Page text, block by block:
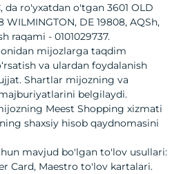
, da ro'yxatdan o'tgan 3601 OLD
WILMINGTON, DE 19808, AQSh,
raqami - 0101029737.
mijozlarga taqdim
va ulardan foydalanish
Shartlar mijozning va
belgilaydi.
Meest Shopping xizmati
shaxsiy hisob qaydnomasini
mavjud bo'lgan to'lov usullari:
Card, Maestro to'lov kartalari.